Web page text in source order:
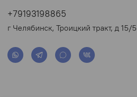
+79193198865
г Челябинск, Троицкий тракт, д 15/5